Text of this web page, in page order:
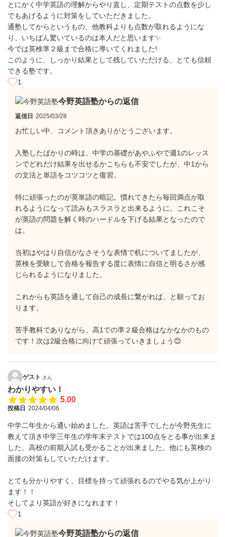
とにかく中学英語の理解からやり直し、定期テストの点数を少し
でもあげるように対策をしていただきました。
通塾してからというもの、他教科よりも点数が取れるようにな
り、いちばん驚いているのは本人だと思います✨️
今では英検準２級まで合格に導いてくれました!
このように、しっかり結果として残していただける、とても信頼
できる塾です。
1
今野英語塾からの返信
返信日 2025/03/28
お忙しい中、コメント頂きありがとうございます。
入塾したばかりの時は、中学の基礎があやふやで週1のレッス
ンでどれだけ結果を出せるかこちらも不安でしたが、中1から
の文法と単語をコツコツと復習。
特に頑張ったのが英単語の暗記。慣れてきたら毎回満点が取
れるようになって読みもスラスラと出来るように。これこそ
が英語の問題を解く時のハードルを下げる結果となったので
は。
当初はやはり自信がなさそうな表情で机についてましたが、
英検を受験して合格を報告する度に表情に自信と明るさが感
じられるようになりました。
これからも英語を通して自己の成長に繋がれば、と願ってお
ります。
苦手教科でありながら、高1での準２級合格はなかなかのもの
です！次は2級合格に向けて頑張っていきましょう😊
ゲスト さん
わかりやすい！
5.00
投稿日 2024/04/06
中学二年生から通い始めました。英語は苦手でしたが今野先生に
教えて頂き中学三年生の学年末テストでは100点をとる事が出来ま
した。高校の前期入試も受かることが出来ました。他にも英検の
面接の対策もしていただけます。
とても分かりやすく、目標を持って頑張れるのでやる気が上がり
ます！！
そしてより英語が好きになれます！
1
今野英語塾からの返信